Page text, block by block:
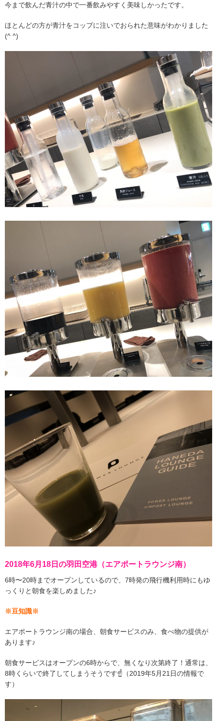
今まで飲んだ青汁の中で一番飲みやすく美味しかったです。
ほとんどの方が青汁をコップに注いでおられた意味がわかりました
(^ ^)
2018年6月18日の羽田空港（エアポートラウンジ南）
6時〜20時までオープンしているので、7時発の飛行機利用時にもゆ
っくりと朝食を楽しめました♪
※豆知識※
エアポートラウンジ南の場合、朝食サービスのみ、食べ物の提供が
あります♪
朝食サービスはオープンの6時からで、無くなり次第終了！通常は、
8時くらいで終了してしまうそうです☝️（2019年5月21日の情報で
す）